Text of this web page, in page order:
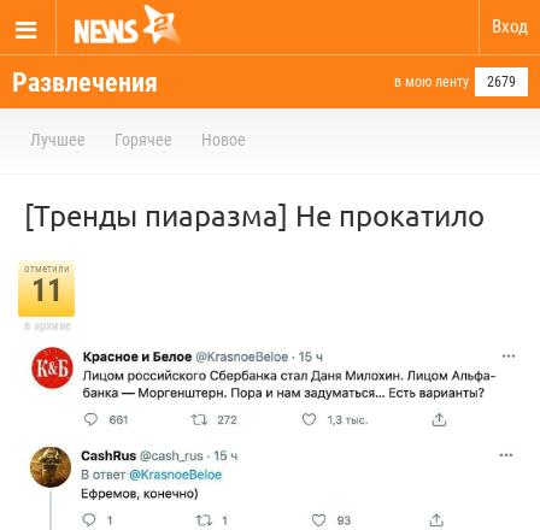
Вход
Развлечения в мою ленту 2679
Лучшее Горячее Новое
[Тренды пиаразма] Не прокатило
отметили
11
в архиве